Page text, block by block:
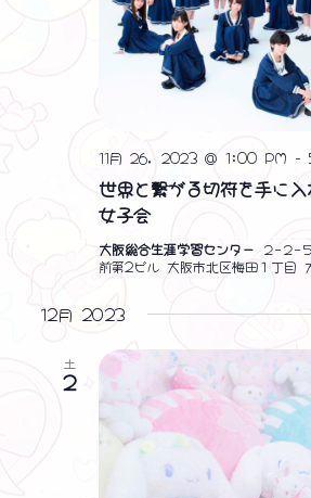
世界と繋がる切符を手に
女子会
11月 26, 2023 @ 1:00 PM -
大阪総合生涯学習センター ２−２−
前第2ビル 大阪市北区梅田１丁目
12月 2023
土
2